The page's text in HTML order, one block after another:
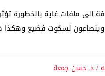
الى ملفات غاية بالخطورة
لسكوت فضيع
/ د. حسن جمعة